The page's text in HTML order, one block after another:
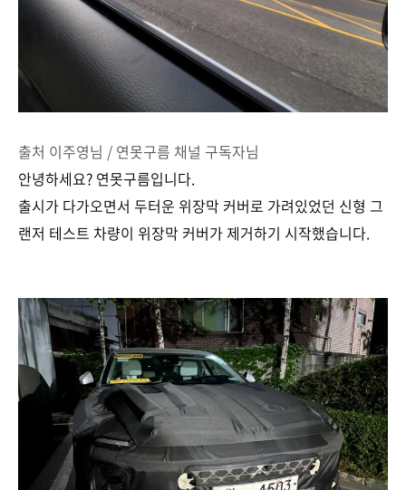
출처 이주영님 / 연못구름 채널 구독자님
안녕하세요? 연못구름입니다.
출시가 다가오면서 두터운 위장막 커버로 가려있었던 신형 그
랜저 테스트 차량이 위장막 커버가 제거하기 시작했습니다.